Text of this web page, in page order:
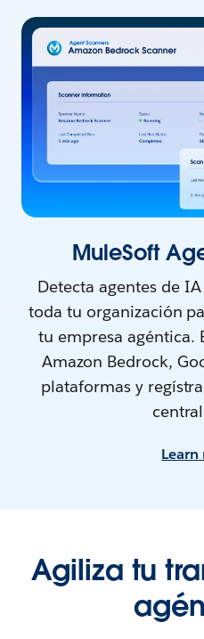
MuleSoft
Detecta agentes de
toda tu organización
tu empresa agéntica.
Amazon Bedrock,
plataformas y
Learn
Agiliza tu